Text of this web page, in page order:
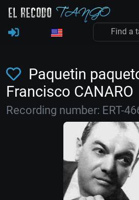
Paquetin
Francisco CANARO
Recording number: ERT-